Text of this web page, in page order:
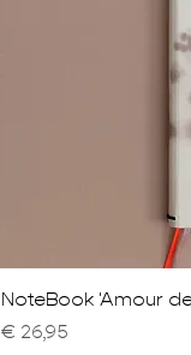
NoteBook 'Amour
Prijs
€ 26,95